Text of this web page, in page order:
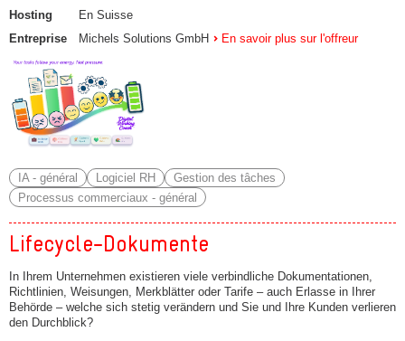
Hosting
En Suisse
Entreprise
Michels Solutions GmbH En savoir plus sur l'offreur
IA - général Logiciel RH
Gestion des tâches
Processus commerciaux - général
Lifecycle-Dokumente
In Ihrem Unternehmen existieren viele verbindliche Dokumentationen,
Richtlinien, Weisungen, Merkblätter oder Tarife – auch Erlasse in Ihrer
Behörde – welche sich stetig verändern und Sie und Ihre Kunden verlieren
den Durchblick?